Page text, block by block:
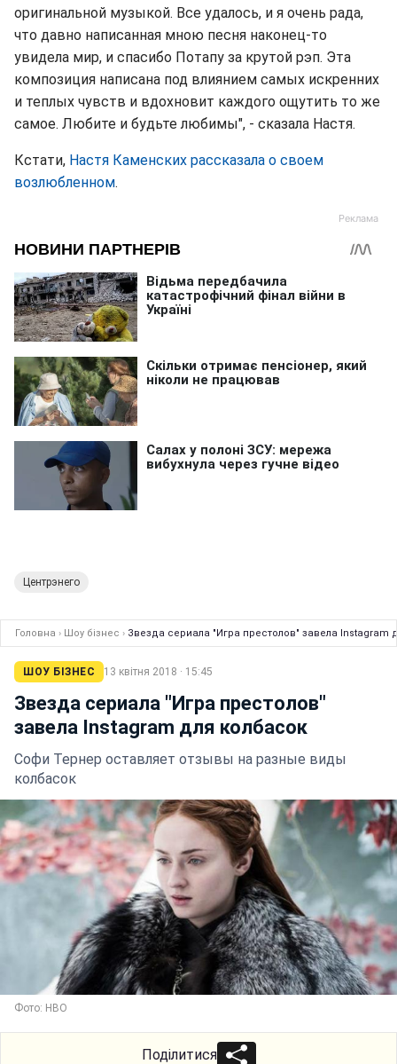
оригинальной музыкой. Все удалось, и я очень рада,
что давно написанная мною песня наконец-то
увидела мир, и спасибо Потапу за крутой рэп. Эта
композиция написана под влиянием самых искренних
и теплых чувств и вдохновит каждого ощутить то же
самое. Любите и будьте любимы", - сказала Настя.
Кстати, Настя Каменских рассказала о своем
возлюбленном.
Центрэнего
Головна › Шоу бізнес › Звезда сериала "Игра престолов" завела Instagram
ШОУ БІЗНЕС 13 квітня 2018 · 15:45
Звезда сериала "Игра престолов"
завела Instagram для колбасок
Софи Тернер оставляет отзывы на разные виды
колбасок
Фото: HBO
Поділитися